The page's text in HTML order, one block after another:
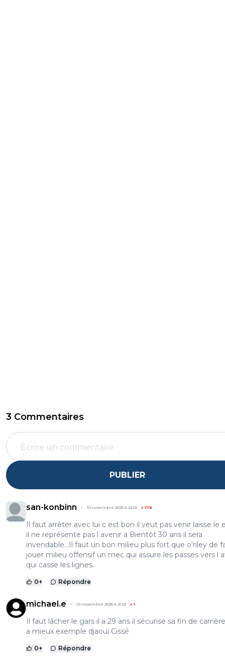
3 Commentaires
PUBLIER
san-konbinn 10 novembre 2025 à 22:01 +178
Il faut arrêter avec lui c est bon il veut pas venir laisse le
il ne représente pas l avenir a Bientôt 30 ans il sera
invendable...Il faut un bon milieu plus fort que o'riley de
jouer milieu offensif un mec qui assure les passes vers l
qui casse les lignes..
0+ Répondre
michael.e 10 novembre 2025 à 21:22 +1
Il faut lâcher le gars il a 29 ans il sécurise sa fin de
a mieux exemple djaoui Cissé
0+ Répondre